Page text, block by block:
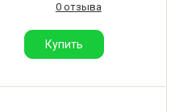
0 отзыва
Купить